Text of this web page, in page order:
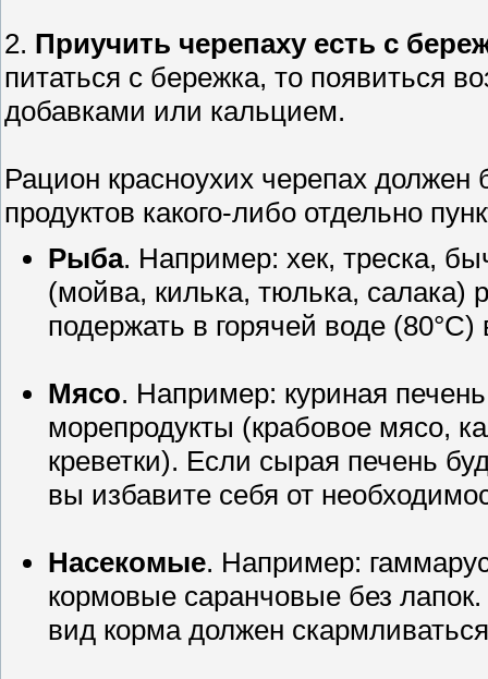
2. Приучить черепаху есть с
питаться с бережка, то появиться
добавками или кальцием.
Рацион красноухих черепах
продуктов какого-либо отдельно
Рыба. Например: хек, треска,
(мойва, килька, тюлька, салака)
подержать в горячей воде (80°С)
Мясо. Например: куриная
морепродукты (крабовое мясо,
креветки). Если сырая печень
вы избавите себя от
Насекомые. Например:
кормовые саранчовые без
вид корма должен